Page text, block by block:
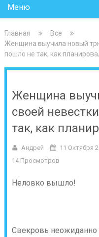
Меню
Главная
Все
Женщина выучила новый
пошло не так, как
Женщина
своей
так, как
Андрей 11 Октября
14 Просмотров
Неловко вышло!
Свекровь неожиданно